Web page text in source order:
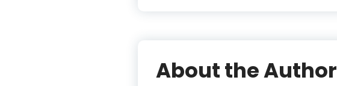
About the Author